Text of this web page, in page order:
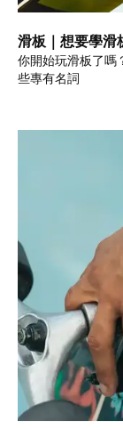
滑板｜想要學滑
你開始玩滑板了嗎
些專有名詞